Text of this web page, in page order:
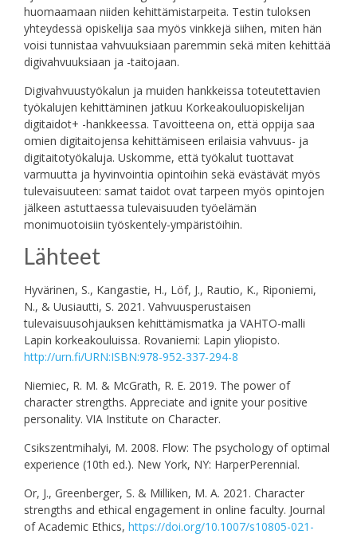
huomaamaan niiden kehittämistarpeita. Testin tuloksen
yhteydessä opiskelija saa myös vinkkejä siihen, miten hän
voisi tunnistaa vahvuuksiaan paremmin sekä miten kehittää
digivahvuuksiaan ja -taitojaan.
Digivahvuustyökalun ja muiden hankkeissa toteutettavien
työkalujen kehittäminen jatkuu Korkeakouluopiskelijan
digitaidot+ -hankkeessa. Tavoitteena on, että oppija saa
omien digitaitojensa kehittämiseen erilaisia vahvuus- ja
digitaitotyökaluja. Uskomme, että työkalut tuottavat
varmuutta ja hyvinvointia opintoihin sekä evästävät myös
tulevaisuuteen: samat taidot ovat tarpeen myös opintojen
jälkeen astuttaessa tulevaisuuden työelämän
monimuotoisiin työskentely-ympäristöihin.
Lähteet
Hyvärinen, S., Kangastie, H., Löf, J., Rautio, K., Riponiemi,
N., & Uusiautti, S. 2021. Vahvuusperustaisen
tulevaisuusohjauksen kehittämismatka ja VAHTO-malli
Lapin korkeakouluissa. Rovaniemi: Lapin yliopisto.
http://urn.fi/URN:ISBN:978-952-337-294-8
Niemiec, R. M. & McGrath, R. E. 2019. The power of
character strengths. Appreciate and ignite your positive
personality. VIA Institute on Character.
Csikszentmihalyi, M. 2008. Flow: The psychology of optimal
experience (10th ed.). New York, NY: HarperPerennial.
Or, J., Greenberger, S. & Milliken, M. A. 2021. Character
strengths and ethical engagement in online faculty. Journal
of Academic Ethics, https://doi.org/10.1007/s10805-021-